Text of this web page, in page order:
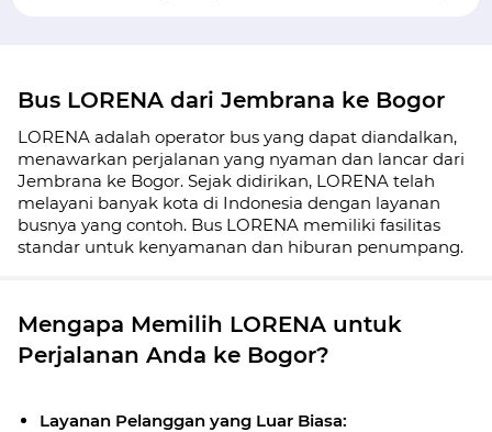
Bus LORENA dari Jembrana ke Bogor
LORENA adalah operator bus yang dapat diandalkan,
menawarkan perjalanan yang nyaman dan lancar dari
Jembrana ke Bogor. Sejak didirikan, LORENA telah
melayani banyak kota di Indonesia dengan layanan
busnya yang contoh. Bus LORENA memiliki fasilitas
standar untuk kenyamanan dan hiburan penumpang.
Mengapa Memilih LORENA untuk
Perjalanan Anda ke Bogor?
Layanan Pelanggan yang Luar Biasa: